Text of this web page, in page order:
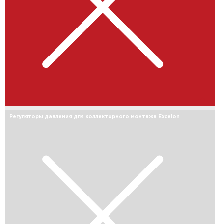
Регуляторы давления для коллекторного монтажа Excelon